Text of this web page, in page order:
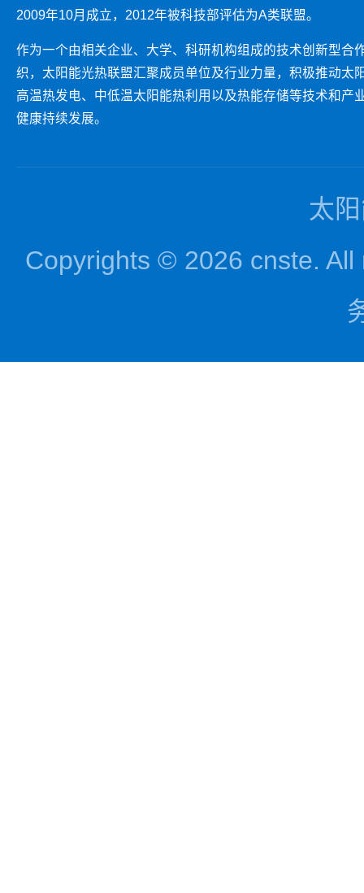
2009年10月成立，2012年被科技部评估为A类联盟。
作为一个由相关企业、大学、科研机构组成的技术创新型合
织，太阳能光热联盟汇聚成员单位及行业力量，积极推动太
高温热发电、中低温太阳能热利用以及热能存储等技术和产
健康持续发展。
太
Copyrights © 2026 cnste. All